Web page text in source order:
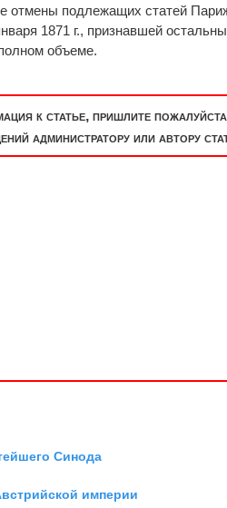
отмены подлежащих статей
1871 г., признавшей
объеме.
к статье, пришлите
администратору или автору
Синода
империи